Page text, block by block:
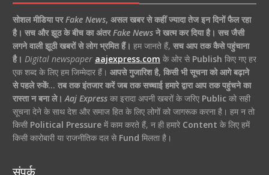
सोशल मीडिया परFake News, असल खबर से कहीं ज्यादा तेज इन दिनों फैल रहा
है। सच और झूठ के बीच का अंतरFake Newsने खत्म कर दिया है। सच जैसी
लगने वाली झूठी खबरों से लोग भ्रमित हैं। हम जानते हैं, सच आप तक कैसे पहुंचाना
है। Digital newspaper aajexpress.com के ओर से Publish किए गए हर
एक शब्द के लिए हम जिम्मेदार हैं। आपसे गुजारिश है, किसी भी सूचना को आगे बढ़ाने
से पहले रुकें… तब तक इंतजार करें जब तक सच्चाई हमारे द्वारा आप तक पहुंचने का
रास्ता न बना ले। Aaj Expressका इरादा अपनी खबरों के जरिए Publicको सही
सूचना देने के साथ देश और समाज हित के लिए लोगों को जागरूक करना है। हम न तो
किसी Political Pressureमें काम करते हैं, न ही हमारे Content के लिए हमें
किसी कारोबारी या राजनीतिक दल से Fund मिलता है।
संपर्क